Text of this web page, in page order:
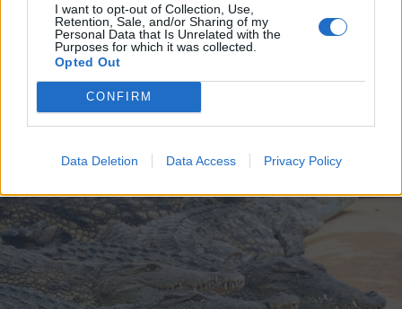
I want to opt-out of Collection, Use,
Retention, Sale, and/or Sharing of my
Personal Data that Is Unrelated with the
Purposes for which it was collected.
Opted Out
CONFIRM
Data Deletion Data Access Privacy Policy
2026. július 19., vasárnap
Őrizetbe vették a Romániában is
súlyos bűncselekményekkel vádolt
Tate testvéreket